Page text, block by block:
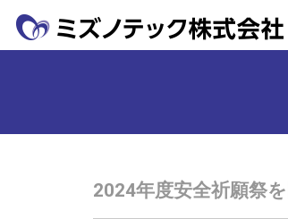
2024年度安全祈願祭